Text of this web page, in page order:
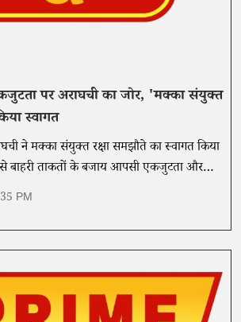
पर अराघची का जोर, 'मक्का संयुक्त
स्वागत
ने मक्का संयुक्त रक्षा समझौते का स्वागत किया
से बाहरी ताकतों के बजाय आपसी एकजुटता और
करने की अपील की है।
PM